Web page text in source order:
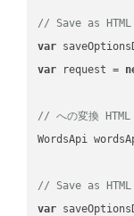
// Save as HTML
var
var request =
// への変換
WordsApi
// Save as HTML
var